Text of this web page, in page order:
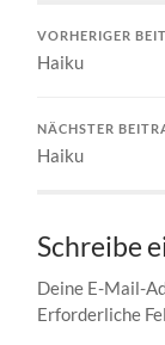
VORHERIGER
Haiku
NÄCHSTER
Haiku
Schreibe
Deine E-Mail-
Erforderliche